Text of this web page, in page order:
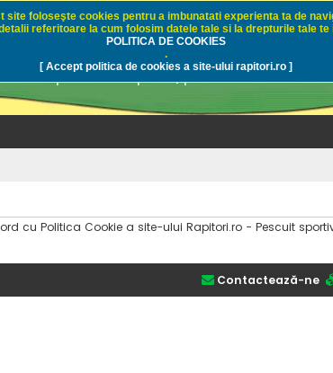
- Pescuit sportiv
sportiv la rapitori, pescuitul cu naluci
cu Politica Cookie a site-ului Rapitori.ro - Pescuit
site foloseşte cookies pentru a imbunatati experienta ta de
referitoare la cum folosim datele tale si la drepturile tale
POLITICA DE COOKIES
.
[ Accept politica de cookies a site-ului rapitori.ro ]
Contactează-ne